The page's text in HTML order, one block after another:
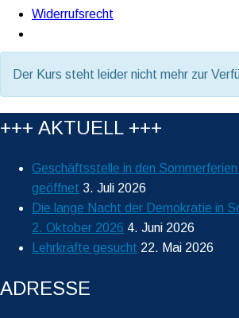
Widerrufsrecht
Der Kurs steht leider nicht mehr zur
+++ AKTUELL +++
Geschäftsstelle in den
geöffnet 3. Juli 2026
Die lange Nacht der Demokratie in
2. Oktober 2026 4. Juni 2026
Lehrkräfte gesucht 22. Mai 2026
ADRESSE